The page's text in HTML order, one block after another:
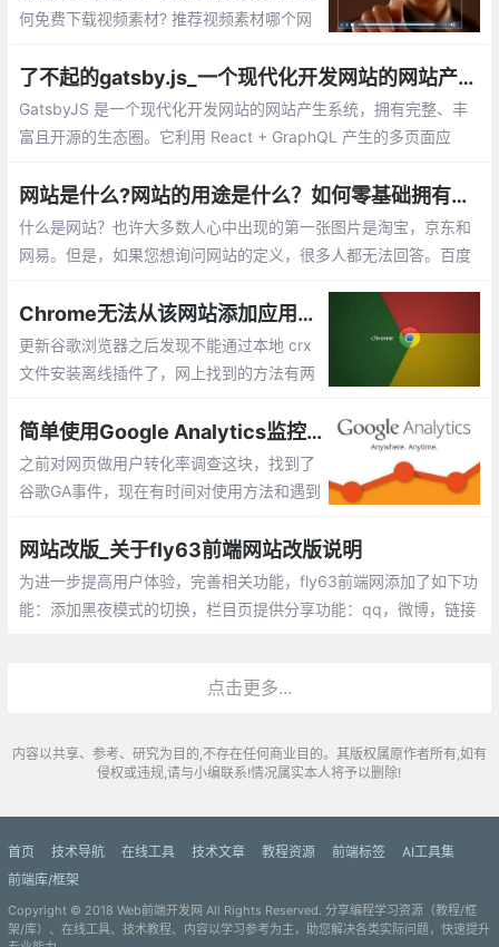
何免费下载视频素材? 推荐视频素材哪个网
otage crate、monzoom、Wedistill、Maz
wai
了不起的gatsby.js_一个现代化开发网站的网站产生系统
GatsbyJS 是一个现代化开发网站的网站产生系统，拥有完整、丰
富且开源的生态圈。它利用 React + GraphQL 产生的多页面应
索这个系统吧。 GatsbyJS 是一个拥有超过 2万 Stars，3500 fork
s 的 React 网站生成系统。
网站是什么?网站的用途是什么？如何零基础拥有自己的网站？
什么是网站？也许大多数人心中出现的第一张图片是淘宝，京东和
网易。但是，如果您想询问网站的定义，很多人都无法回答。百度
语言下的应用程序）等工具
Chrome无法从该网站添加应用，扩展程序和用户脚本
更新谷歌浏览器之后发现不能通过本地 crx
文件安装离线插件了，网上找到的方法有两
是这个方法我尝试之后失败了 ，第二个方法
就是用工具安装，具体如何太麻烦了就没有
用
简单使用Google Analytics监控网站浏览行为
之前对网页做用户转化率调查这块，找到了
谷歌GA事件，现在有时间对使用方法和遇到
比较清楚，可以查看官方文档。
网站改版_关于fly63前端网站改版说明
为进一步提高用户体验，完善相关功能，fly63前端网添加了如下功
能：添加黑夜模式的切换，栏目页提供分享功能：qq，微博，链接
点击更多...
内容以共享、参考、研究为目的,不存在任何商业目的。其版权属原作者所有,如有
侵权或违规,请与小编联系!情况属实本人将予以删除!
首页 技术导航 在线工具 技术文章 教程资源 前端标签
AI工具集
前端库/框架